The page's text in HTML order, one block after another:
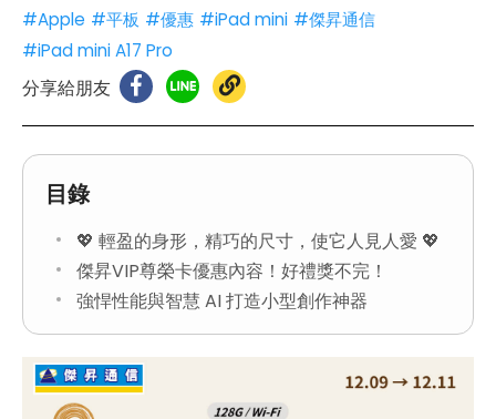
#Apple #平板 #優惠 #iPad mini #傑昇通信
#iPad mini A17 Pro
分享給朋友
目錄
💖 輕盈的身形，精巧的尺寸，使它人見人愛 💖
傑昇VIP尊榮卡優惠內容！好禮獎不完！
強悍性能與智慧 AI 打造小型創作神器